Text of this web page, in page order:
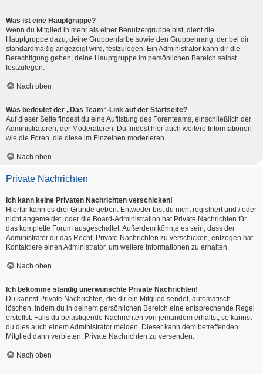
Was ist eine Hauptgruppe?
Wenn du Mitglied in mehr als einer Benutzergruppe bist, dient die
Hauptgruppe dazu, deine Gruppenfarbe sowie den Gruppenrang, der bei dir
standardmäßig angezeigt wird, festzulegen. Ein Administrator kann dir die
Berechtigung geben, deine Hauptgruppe im persönlichen Bereich selbst
festzulegen.
Nach oben
Was bedeutet der „Das Team“-Link auf der Startseite?
Auf dieser Seite findest du eine Auflistung des Forenteams, einschließlich der
Administratoren, der Moderatoren. Du findest hier auch weitere Informationen
wie die Foren, die diese im Einzelnen moderieren.
Nach oben
Private Nachrichten
Ich kann keine Privaten Nachrichten verschicken!
Hierfür kann es drei Gründe geben: Entweder bist du nicht registriert und / oder
nicht angemeldet, oder die Board-Administration hat Private Nachrichten für
das komplette Forum ausgeschaltet. Außerdem könnte es sein, dass der
Administrator dir das Recht, Private Nachrichten zu verschicken, entzogen hat.
Kontaktiere einen Administrator, um weitere Informationen zu erhalten.
Nach oben
Ich bekomme ständig unerwünschte Private Nachrichten!
Du kannst Private Nachrichten, die dir ein Mitglied sendet, automatisch
löschen, indem du in deinem persönlichen Bereich eine entsprechende Regel
erstellst. Falls du belästigende Nachrichten von jemandem erhältst, so kannst
du dies auch einem Administrator melden. Dieser kann dem betreffenden
Mitglied dann verbieten, Private Nachrichten zu versenden.
Nach oben